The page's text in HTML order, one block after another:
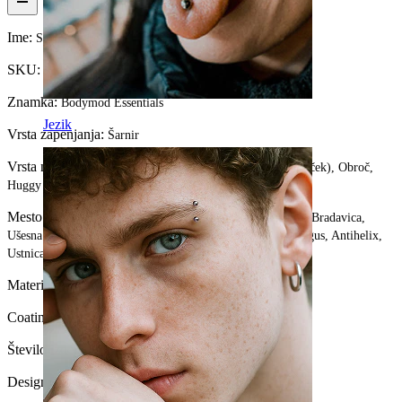
Jezik
Ime: Segmentni obroček v barvi po izbiri
SKU: Ring-94
Znamka:Bodymod Essentials
Vrsta zapenjanja: Šarnir
Vrsta nakita: Obročki za razširjene pirsinge, Sleeper (obroček), Obroč,
Huggy
Mesto:
Tragus, Stretching, Snug, Septum, Rook, Nosnica, Bradavica,
Ušesna mečica, Helix, Obrv, Daith, Conch, Popek, Anti-tragus, Antihelix,
Ustnica, Intimate
Material: Kirurško jeklo
Coating type: Anodized
Število izdelkov: 1
Design:Simple